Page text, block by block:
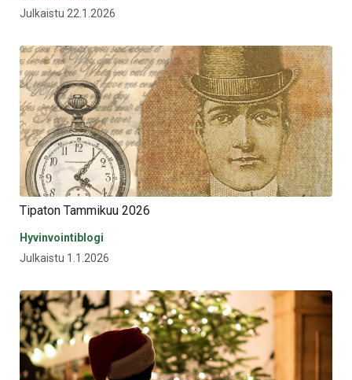
Julkaistu 22.1.2026
Tipaton Tammikuu 2026
Hyvinvointiblogi
Julkaistu 1.1.2026